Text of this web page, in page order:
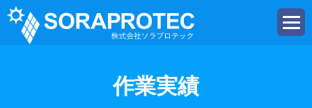
t
o
作業実績